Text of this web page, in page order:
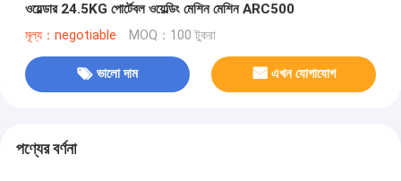
ওয়েল্ডার 24.5KG পোর্টেবল ওয়েল্ডিং মেশিন মেশিন ARC500
মূল্য：negotiable MOQ：100 টুকরা
ভালো দাম এখন যোগাযোগ
পণ্যের বর্ণনা